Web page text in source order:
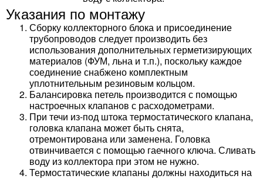
Указания по монтажу
Сборку коллекторного блока и присоединение
трубопроводов следует производить без
использования дополнительных герметизирующих
материалов (ФУМ, льна и т.п.), поскольку каждое
соединение снабжено комплектным
уплотнительным резиновым кольцом.
Балансировка петель производится с помощью
настроечных клапанов с расходометрами.
При течи из-под штока термостатического клапана,
головка клапана может быть снята,
отремонтирована или заменена. Головка
отвинчивается с помощью гаечного ключа. Сливать
воду из коллектора при этом не нужно.
Термостатические клапаны должны находиться на